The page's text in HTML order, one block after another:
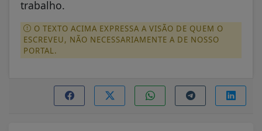
trabalho.
O TEXTO ACIMA EXPRESSA A VISÃO DE QUEM O
ESCREVEU, NÃO NECESSARIAMENTE A DE NOSSO
PORTAL.